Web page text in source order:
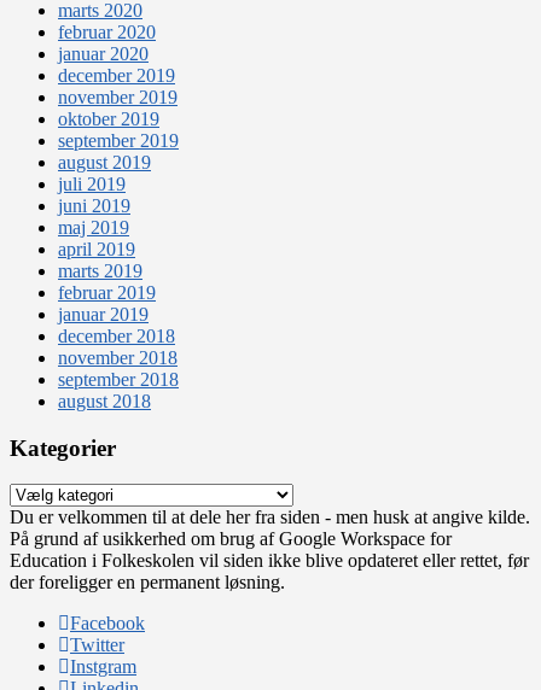
marts 2020
februar 2020
januar 2020
december 2019
november 2019
oktober 2019
september 2019
august 2019
juli 2019
juni 2019
maj 2019
april 2019
marts 2019
februar 2019
januar 2019
december 2018
november 2018
september 2018
august 2018
Kategorier
Kategorier
Du er velkommen til at dele her fra siden - men husk at angive kilde.
På grund af usikkerhed om brug af Google Workspace for
Education i Folkeskolen vil siden ikke blive opdateret eller rettet, før
der foreligger en permanent løsning.
Facebook
Twitter
Instgram